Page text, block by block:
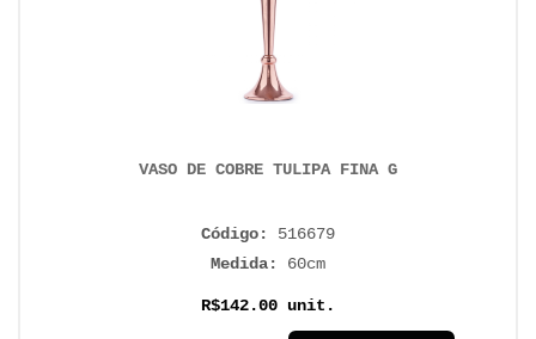
VASO DE COBRE TULIPA FINA G
Código: 516679
Medida: 60cm
R$142.00 unit.